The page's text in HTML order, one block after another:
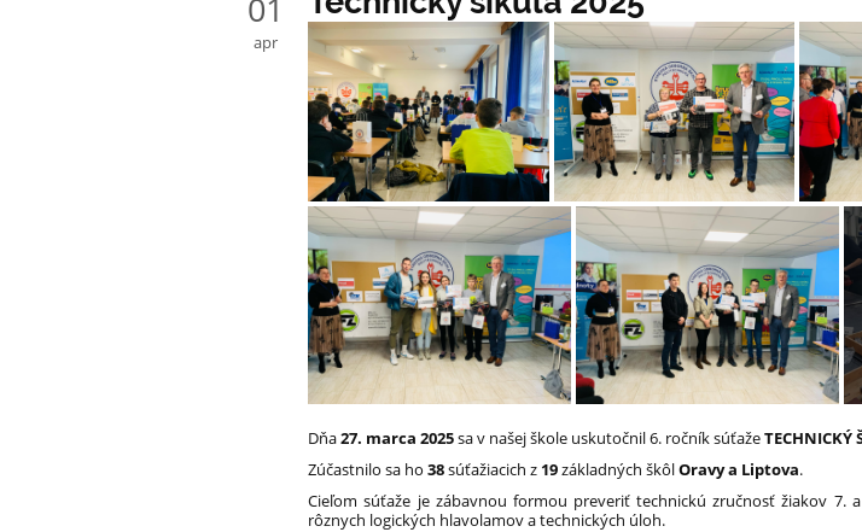
01
apr
Dňa27. marca 2025sa v našej škole uskutočnil 6. ročník súťažeTECHNICKÝ
Zúčastnilo sa ho38súťažiacich z 19základných škôlOravy a Liptova.
Cieľom súťaže je zábavnou formou preveriť technickú zručnosť žiakov 7.
rôznych logických hlavolamov a technických úloh.